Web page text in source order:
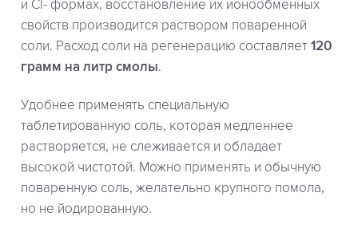
и Cl- формах, восстановление их ионообменных
свойств производится раствором поваренной
соли. Расход соли на регенерацию составляет 120
грамм на литр смолы.
Удобнее применять специальную
таблетированную соль, которая медленнее
растворяется, не слеживается и обладает
высокой чистотой. Можно применять и обычную
поваренную соль, желательно крупного помола,
но не йодированную.